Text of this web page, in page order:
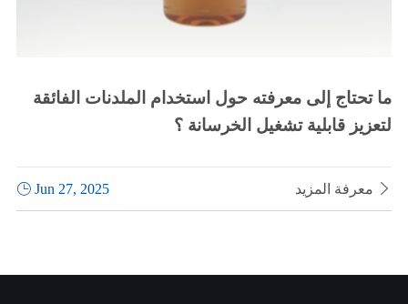
ما تحتاج إلى معرفته حول استخدام الملدنات الفائقة
لتعزيز قابلية تشغيل الخرسانة ؟
Jun 27, 2025 